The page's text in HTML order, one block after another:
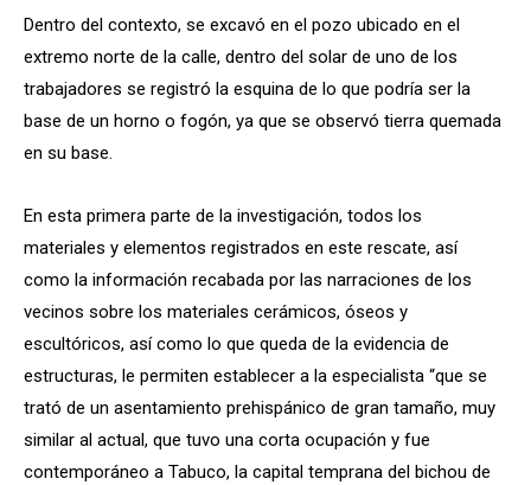
Dentro del contexto, se excavó en el pozo ubicado en el
extremo norte de la calle, dentro del solar de uno de los
trabajadores se registró la esquina de lo que podría ser la
base de un horno o fogón, ya que se observó tierra quemada
en su base.
En esta primera parte de la investigación, todos los
materiales y elementos registrados en este rescate, así
como la información recabada por las narraciones de los
vecinos sobre los materiales cerámicos, óseos y
escultóricos, así como lo que queda de la evidencia de
estructuras, le permiten establecer a la especialista “que se
trató de un asentamiento prehispánico de gran tamaño, muy
similar al actual, que tuvo una corta ocupación y fue
contemporáneo a Tabuco, la capital temprana del bichou de